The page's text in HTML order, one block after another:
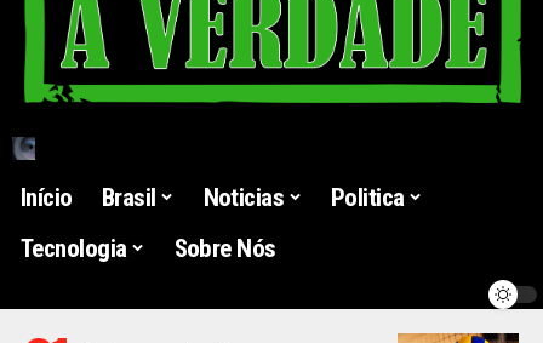
Início Brasil Noticias
Politica
Tecnologia
Sobre Nós